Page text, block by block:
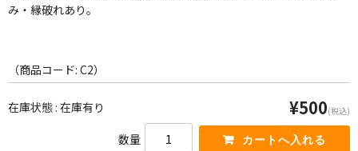
J-POP
FOLK,SSW
WORLD
み・縁破れあり。
（商品コード: C2）
在庫状態 : 在庫有り ¥500(税込)
数量